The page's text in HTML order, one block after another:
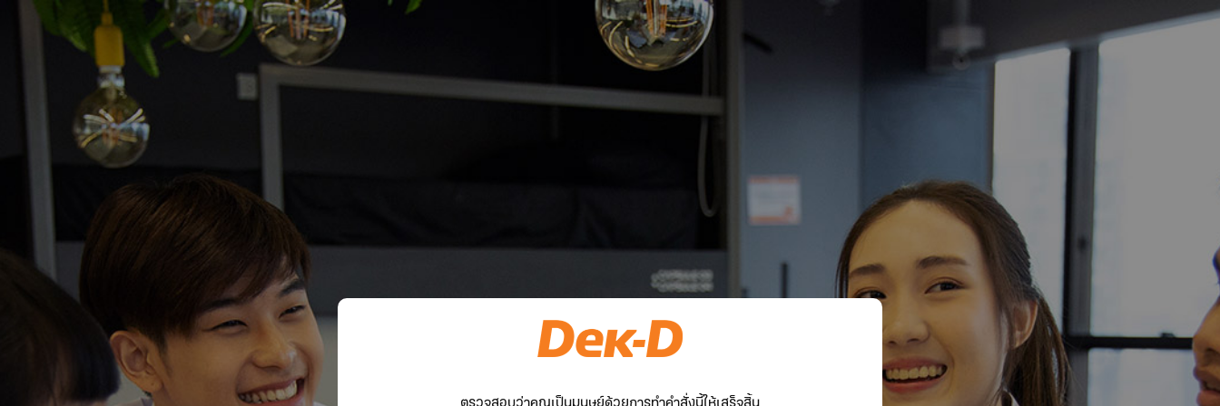
ตรวจสอบว่าคุณเป็นมนุษย์ด้วยการทำคำสั่งนี้ให้เสร็จสิ้น